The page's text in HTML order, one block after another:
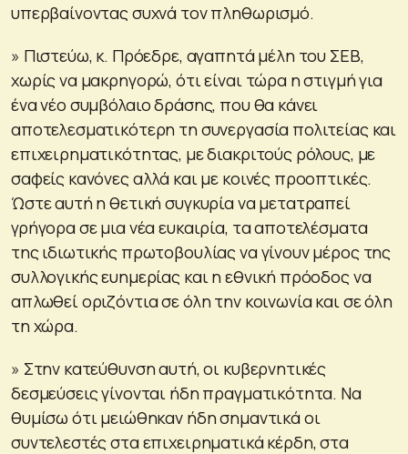
υπερβαίνοντας συχνά τον πληθωρισμό.
» Πιστεύω, κ. Πρόεδρε, αγαπητά μέλη του ΣΕΒ,
χωρίς να μακρηγορώ, ότι είναι τώρα η στιγμή για
ένα νέο συμβόλαιο δράσης, που θα κάνει
αποτελεσματικότερη τη συνεργασία πολιτείας και
επιχειρηματικότητας, με διακριτούς ρόλους, με
σαφείς κανόνες αλλά και με κοινές προοπτικές.
Ώστε αυτή η θετική συγκυρία να μετατραπεί
γρήγορα σε μια νέα ευκαιρία, τα αποτελέσματα
της ιδιωτικής πρωτοβουλίας να γίνουν μέρος της
συλλογικής ευημερίας και η εθνική πρόοδος να
απλωθεί οριζόντια σε όλη την κοινωνία και σε όλη
τη χώρα.
» Στην κατεύθυνση αυτή, οι κυβερνητικές
δεσμεύσεις γίνονται ήδη πραγματικότητα. Να
θυμίσω ότι μειώθηκαν ήδη σημαντικά οι
συντελεστές στα επιχειρηματικά κέρδη, στα